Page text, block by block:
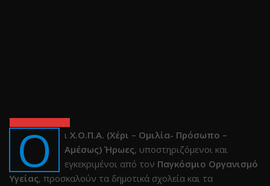
Ο ι Χ.Ο.Π.Α. (Χέρι – Ομιλία- Πρόσωπο –
Αμέσως) Ήρωες, υποστηριζόμενοι και
εγκεκριμένοι από τον Παγκόσμιο Οργανισμό
Υγείας, προσκαλούν τα δημοτικά σχολεία και τα